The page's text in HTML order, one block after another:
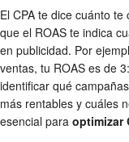
El CPA te dice cuánto
que el ROAS te indica
en publicidad. Por
ventas, tu ROAS es de
identificar qué
más rentables y cuáles
esencial para optimizar